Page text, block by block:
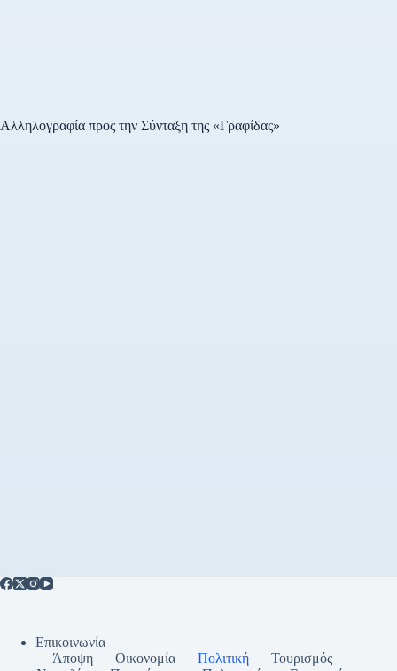
ΚΚΕ αποτίει…
Αλληλογραφία προς την Σύνταξη της «Γραφίδας»
Επικοινωνία
Άποψη
Οικονομία Πολιτική
Τουρισμός